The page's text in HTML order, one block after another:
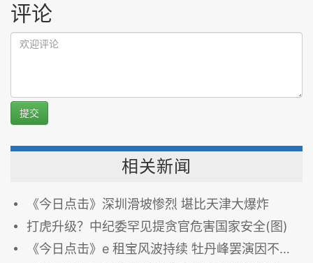
评论
提交
相关新闻
《今日点击》深圳滑坡惨烈 堪比天津大爆炸
打虎升级？中纪委罕见提贪官危害国家安全(图)
《今日点击》e 租宝风波持续 牡丹峰罢演因不让其反美帝